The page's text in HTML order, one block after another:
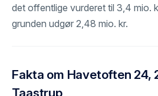
det offentlige vurderet til 3,4 mio.
grunden udgør 2,48 mio. kr.
Fakta om Havetoften 24,
Taastrup